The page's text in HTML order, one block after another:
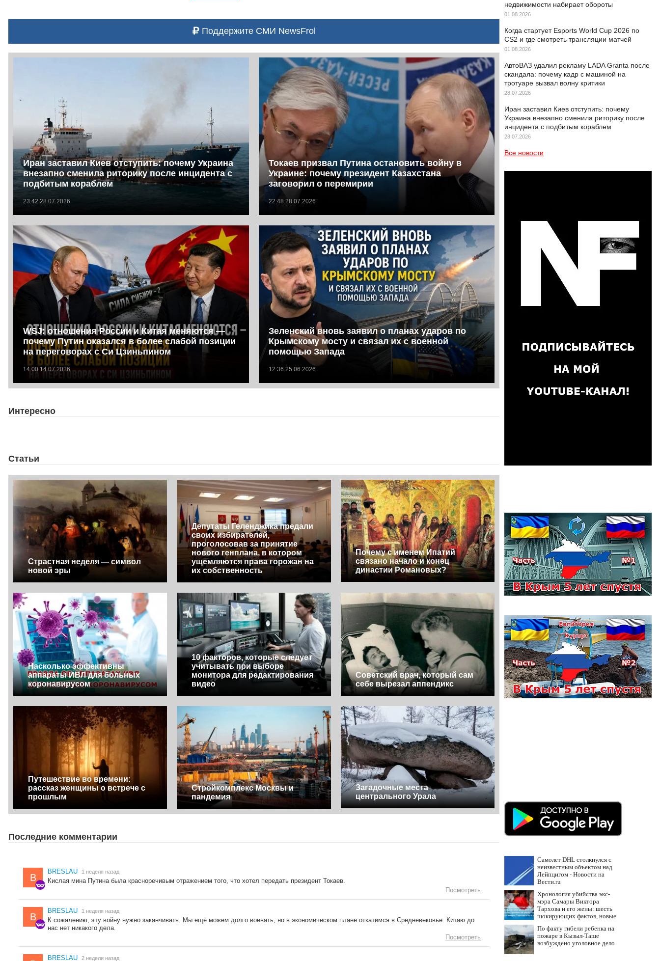
Поддержите СМИ NewsFrol
Иран заставил Киев отступить: почему Украина
внезапно сменила риторику после инцидента с
подбитым кораблем
23:42 28.07.2026
Токаев призвал Путина остановить войну в
Украине: почему президент Казахстана
заговорил о перемирии
22:48 28.07.2026
WSJ: отношения России и Китая меняются —
почему Путин оказался в более слабой позиции
на переговорах с Си Цзиньпином
14:00 14.07.2026
Зеленский вновь заявил о планах ударов по
Крымскому мосту и связал их с военной
помощью Запада
12:36 25.06.2026
Интересно
Статьи
Страстная неделя — символ
новой эры
Депутаты Геленджика предали
своих избирателей,
проголосовав за принятие
нового генплана, в котором
ущемляются права горожан на
их собственность
Почему с именем Ипатий
связано начало и конец
династии Романовых?
Насколько эффективны
аппараты ИВЛ для больных
коронавирусом
10 факторов, которые следует
учитывать при выборе
монитора для редактирования
видео
Советский врач, который сам
себе вырезал аппендикс
Путешествие во времени:
рассказ женщины о встрече с
прошлым
Стройкомплекс Москвы и
пандемия
Загадочные места
центрального Урала
Последние комментарии
B
BRESLAU 1 неделя назад
Кислая мина Путина была красноречивым отражением того, что хотел передать президент Токаев.
Посмотреть
B
BRESLAU 1 неделя назад
К сожалению, эту войну нужно заканчивать. Мы ещё можем долго воевать, но в экономическом плане откатимся в Средневековье. Китаю до
нас нет никакого дела.
Посмотреть
BRESLAU 2 недели назад
недвижимости набирает обороты
01.08.2026
Когда стартует Esports World Cup 2026 по
CS2 и где смотреть трансляции матчей
01.08.2026
АвтоВАЗ удалил рекламу LADA Granta после
скандала: почему кадр с машиной на
тротуаре вызвал волну критики
28.07.2026
Иран заставил Киев отступить: почему
Украина внезапно сменила риторику после
инцидента с подбитым кораблем
28.07.2026
Все новости
Самолет DHL столкнулся с
неизвестным объектом над
Лейпцигом - Новости на
Вести.ru
Хронология убийства экс-
мэра Самары Виктора
Тархова и его жены: шесть
шокирующих фактов, новые
По факту гибели ребенка на
пожаре в Кызыл-Таше
возбуждено уголовное дело